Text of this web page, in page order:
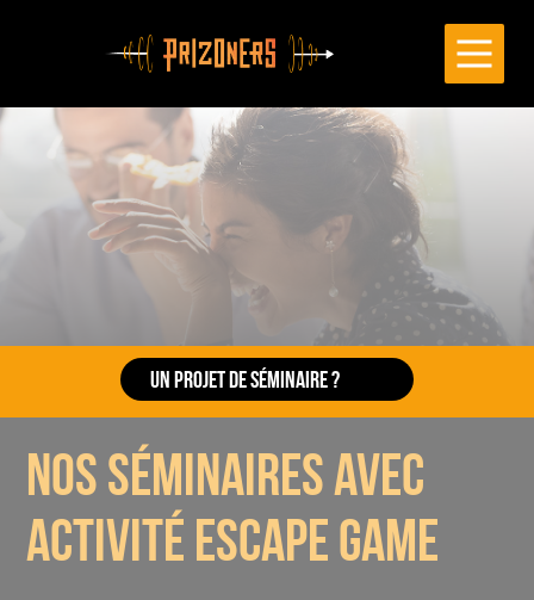
UN PROJET DE SÉMINAIRE ?
teambuilding@prizoners.com
ou par tel au
01.45.21.44.40
DEMANDEZ UN DEVIS
nos séminaires avec
activité escape game